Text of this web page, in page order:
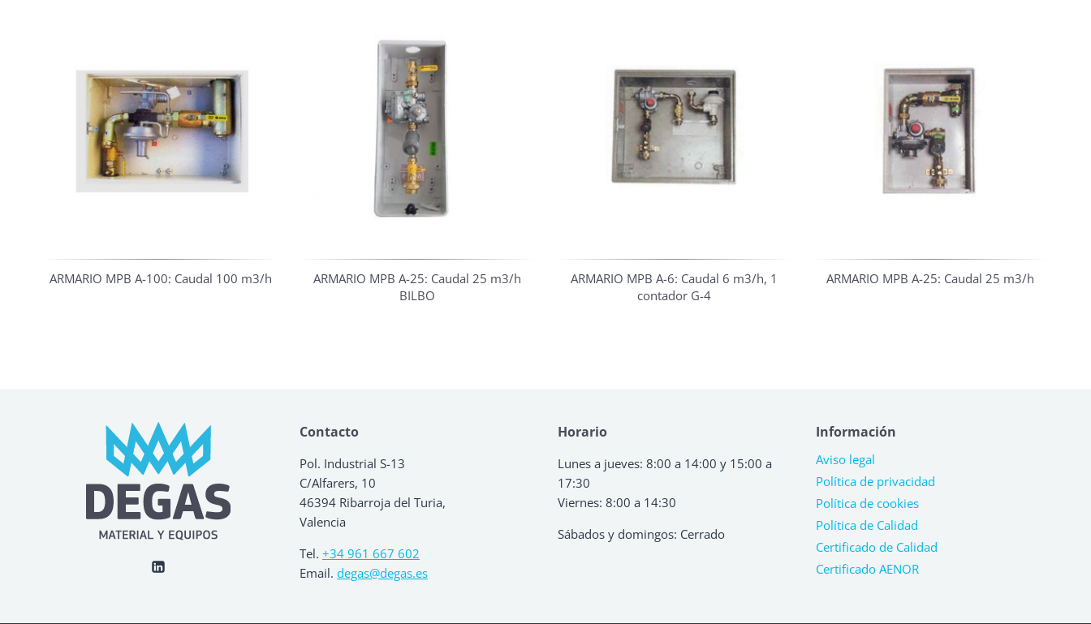
ARMARIO MPB A-100: Caudal 100 m3/h
ARMARIO MPB A-25: Caudal 25 m3/h
BILBO
ARMARIO MPB A-6: Caudal 6 m3/h, 1
contador G-4
ARMARIO MPB A-25: Caudal 25 m3/h
Contacto
Pol. Industrial S-13
C/Alfarers, 10
46394 Ribarroja del Turia,
Valencia
Tel. +34 961 667 602
Email. degas@degas.es
Horario
Lunes a jueves: 8:00 a 14:00 y 15:00 a
17:30
Viernes: 8:00 a 14:30
Sábados y domingos: Cerrado
Información
Aviso legal
Política de privacidad
Política de cookies
Política de Calidad
Certificado de Calidad
Certificado AENOR